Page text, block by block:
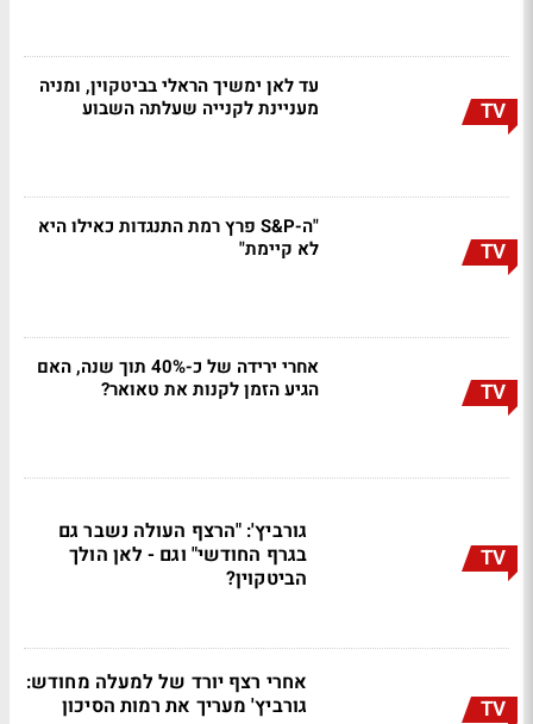
TV
עד לאן ימשיך הראלי בביטקוין, ומניה
מעניינת לקנייה שעלתה השבוע
TV
"ה-S&P פרץ רמת התנגדות כאילו היא
לא קיימת"
TV
אחרי ירידה של כ-40% תוך שנה, האם
הגיע הזמן לקנות את טאואר?
TV
גורביץ': "הרצף העולה נשבר גם
בגרף החודשי" וגם - לאן הולך
הביטקוין?
TV
אחרי רצף יורד של למעלה מחודש:
גורביץ' מעריך את רמות הסיכון